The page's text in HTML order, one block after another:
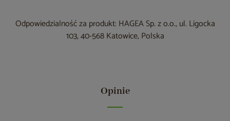
Odpowiedzialność za produkt: HAGEA Sp. z o.o., ul. Ligocka
103, 40-568 Katowice, Polska
Opinie